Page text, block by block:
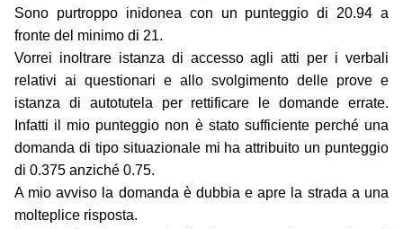
Sono purtroppo inidonea con un punteggio di 20.94 a
fronte del minimo di 21.
Vorrei inoltrare istanza di accesso agli atti per i verbali
relativi ai questionari e allo svolgimento delle prove e
istanza di autotutela per rettificare le domande errate.
Infatti il mio punteggio non è stato sufficiente perché una
domanda di tipo situazionale mi ha attribuito un punteggio
di 0.375 anziché 0.75.
A mio avviso la domanda è dubbia e apre la strada a una
molteplice risposta.